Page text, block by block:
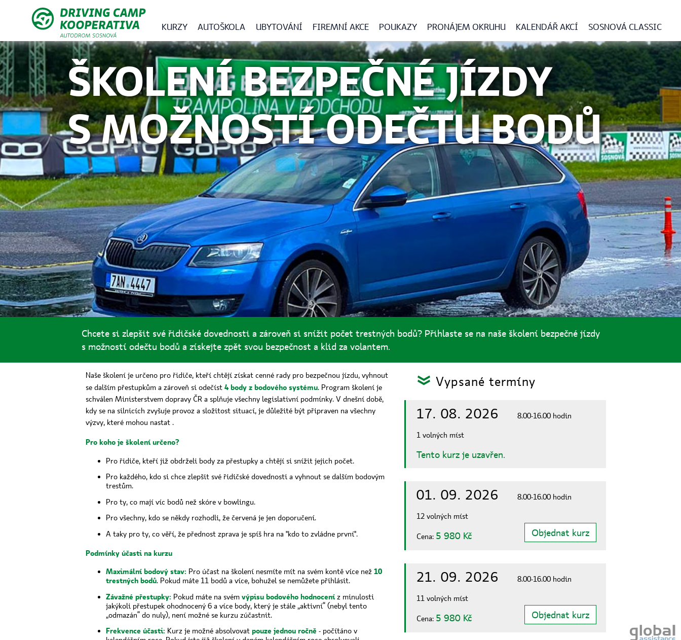
KURZY AUTOŠKOLA UBYTOVÁNÍ FIREMNÍ AKCE POUKAZY PRONÁJEM OKRUHU KALENDÁŘ AKCÍ SOSNOVÁ CLASSIC
ŠKOLENÍ BEZPEČNÉ JÍZDY
S MOŽNOSTÍ ODEČTU BODŮ
Chcete si zlepšit své řidičské dovednosti a zároveň si snížit počet trestných bodů? Přihlaste se na naše školení bezpečné jízdy
s možností odečtu bodů a získejte zpět svou bezpečnost a klid za volantem.
Naše školení je určeno pro řidiče, kteří chtějí získat cenné rady pro bezpečnou jízdu, vyhnout
se dalším přestupkům a zároveň si odečíst 4 body z bodového systému. Program školení je
schválen Ministerstvem dopravy ČR a splňuje všechny legislativní podmínky. V dnešní době,
kdy se na silnicích zvyšuje provoz a složitost situací, je důležité být připraven na všechny
výzvy, které mohou nastat .
Pro koho je školení určeno?
Pro řidiče, kteří již obdrželi body za přestupky a chtějí si snížit jejich počet.
Pro každého, kdo si chce zlepšit své řidičské dovednosti a vyhnout se dalším bodovým
trestům.
Pro ty, co mají víc bodů než skóre v bowlingu.
Pro všechny, kdo se někdy rozhodli, že červená je jen doporučení.
A taky pro ty, co věří, že přednost zprava je spíš hra na "kdo to zvládne první".
Podmínky účasti na kurzu
Maximální bodový stav: Pro účast na školení nesmíte mít na svém kontě více než 10
trestných bodů. Pokud máte 11 bodů a více, bohužel se nemůžete přihlásit.
Závažné přestupky: Pokud máte na svém výpisu bodového hodnoceníz minulosti
jakýkoli přestupek ohodnocený 6 a více body, který je stále „aktivní“ (nebyl tento
„odmazán“ do nuly), není možné se kurzu zúčastnit.
Frekvence účasti: Kurz je možné absolvovat pouze jednou ročně - počítáno v
: Vypsané termíny
17. 08. 2026 8.00-16.00 hodin
1 volných míst
Tento kurz je uzavřen.
01. 09. 2026 8.00-16.00 hodin
12 volných míst
Cena: 5 980 Kč Objednat kurz
21. 09. 2026 8.00-16.00 hodin
11 volných míst
Cena: 5 980 Kč Objednat kurz